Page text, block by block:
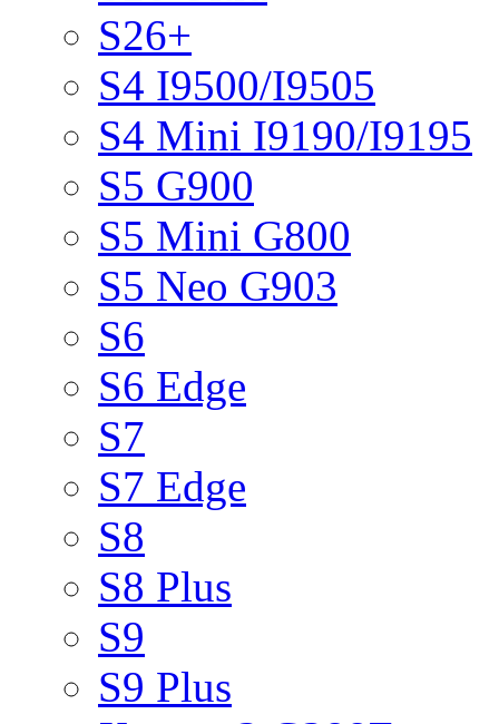
S26+
S4 I9500/I9505
S4 Mini I9190/I9195
S5 G900
S5 Mini G800
S5 Neo G903
S6
S6 Edge
S7
S7 Edge
S8
S8 Plus
S9
S9 Plus